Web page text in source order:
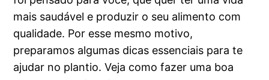
mais saudável e produzir o seu alimento com
qualidade. Por esse mesmo motivo,
preparamos algumas dicas essenciais para te
ajudar no plantio. Veja como fazer uma boa